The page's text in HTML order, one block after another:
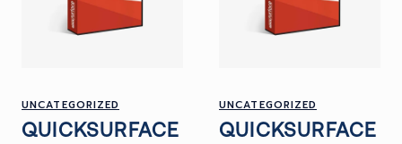
UNCATEGORIZED
QUICKSURFACE
UNCATEGORIZED
QUICKSURFACE